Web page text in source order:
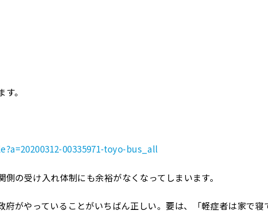
。
00335971-toyo-bus_all
側の受け入れ体制にも余裕がなくなってしまいます。
がやっていることがいちばん正しい。要は、「軽症者は家で寝